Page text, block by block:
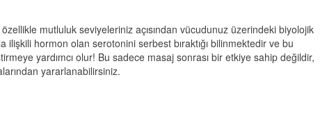
mutluluk seviyeleriniz açısından vücudunuz üzerindeki biyolojik
ilişkili hormon olan serotonini serbest bıraktığı bilinmektedir ve bu
yardımcı olur! Bu sadece masaj sonrası bir etkiye sahip değildir,
yararlanabilirsiniz.